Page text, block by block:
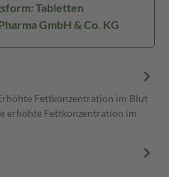
Tabletten
GmbH & Co. KG
Fettkonzentration im Blut
erhöhte Fettkonzentration im